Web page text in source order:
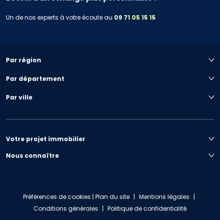
Un de nos experts à votre écoute au 09 71 05 15 15
Par région
Par département
Par ville
Votre projet immobilier
Nous connaître
Préférences de cookies Plan du site Mentions légales
Conditions générales
Politique de confidentialité